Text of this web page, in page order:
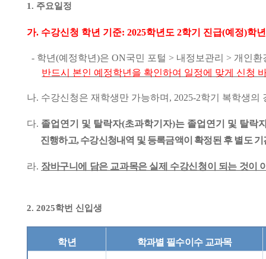
1. 주요일정
가. 수강신청 학년 기준: 2025학년도 2학기 진급(예정)학
- 학년(예정학년)은 ON국민 포털 > 내정보관리 > 개인
반드시 본인 예정학년을 확인하여 일정에 맞게 신청
나. 수강신청은 재학생만 가능하며 , 2025-2학기 복학생의
다. 졸업연기 및 탈락자(초과학기자)는 졸업연기 및 탈락
진행하고,수강신청내역 및 등록금액이 확정된 후 별도 기
라. 장바구니에 담은 교과목은 실제 수강신청이 되는 것이
2. 2025학번 신입생
학년 학과별 필수이수 교과목